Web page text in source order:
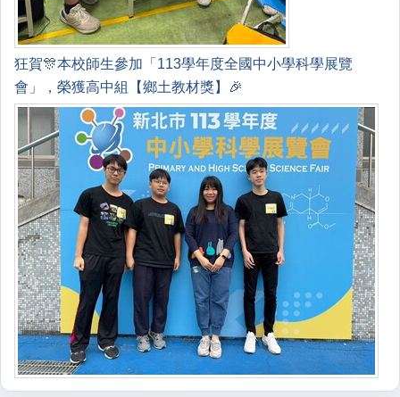
狂賀🎊本校師生參加「113學年度全國中小學科學展覽
會」，榮獲高中組【鄉土教材獎】🎉